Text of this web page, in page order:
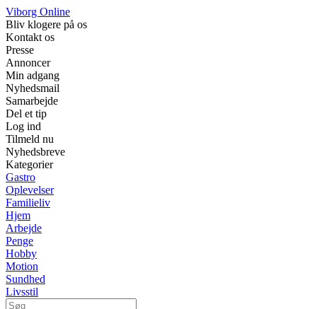
Viborg Online
Bliv klogere på os
Kontakt os
Presse
Annoncer
Min adgang
Nyhedsmail
Samarbejde
Del et tip
Log ind
Tilmeld nu
Nyhedsbreve
Kategorier
Gastro
Oplevelser
Familieliv
Hjem
Arbejde
Penge
Hobby
Motion
Sundhed
Livsstil